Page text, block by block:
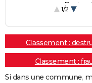
1/2
Classement :
Classement :
Si dans une commune,